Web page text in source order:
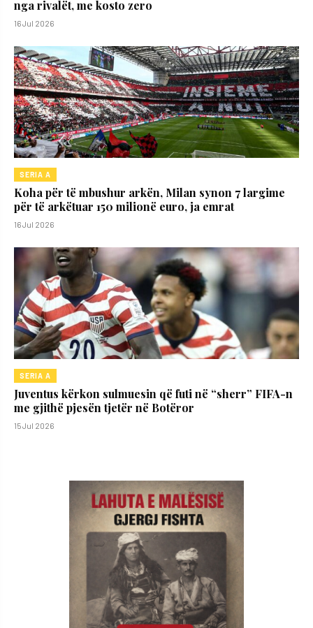
nga rivalët, me kosto zero
16 Jul 2026
SERIA A
Koha për të mbushur arkën, Milan synon 7 largime
për të arkëtuar 150 milionë euro, ja emrat
16 Jul 2026
SERIA A
Juventus kërkon sulmuesin që futi në “sherr” FIFA-n
me gjithë pjesën tjetër në Botëror
15 Jul 2026